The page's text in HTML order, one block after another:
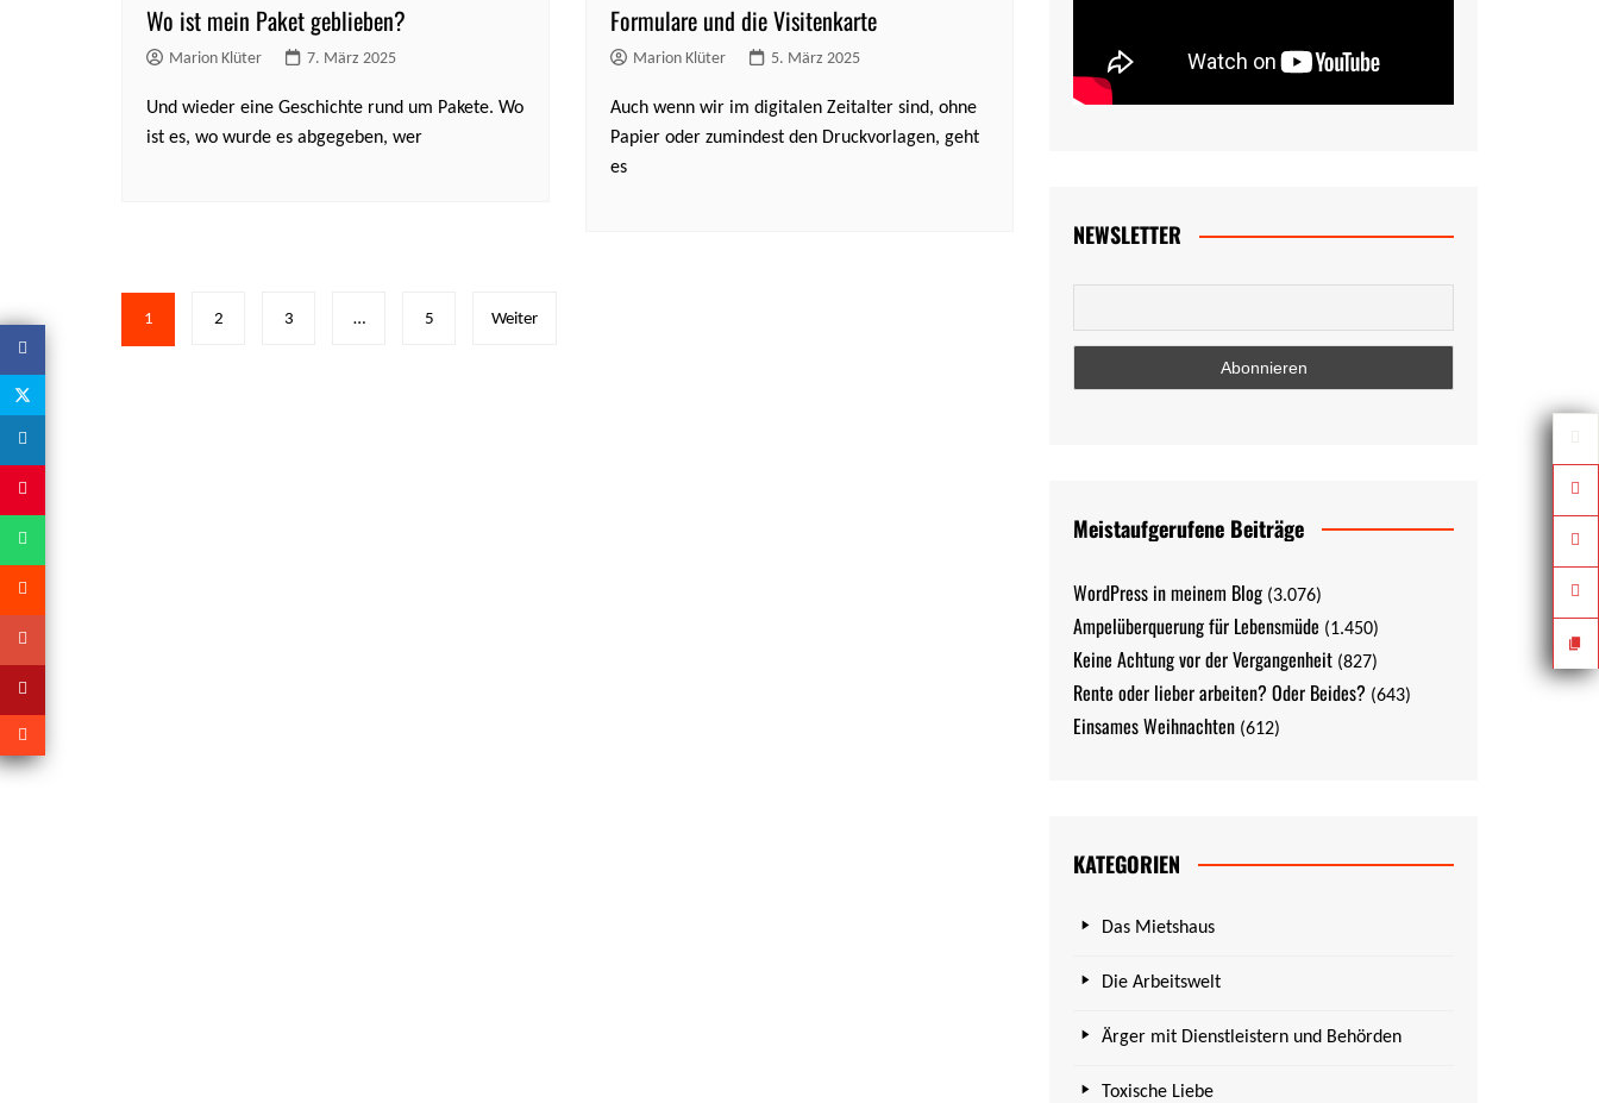
Wo ist mein Paket geblieben?
Marion Klüter 7. März 2025
Und wieder eine Geschichte rund um Pakete. Wo
ist es, wo wurde es abgegeben, wer
Formulare und die Visitenkarte
Marion Klüter 5. März 2025
Auch wenn wir im digitalen Zeitalter sind, ohne
Papier oder zumindest den Druckvorlagen, geht
es
Seitennummerierung
der
1 2 3 … 5 Weiter
NEWSLETTER
Meistaufgerufene Beiträge
WordPress in meinem Blog (3.076)
Ampelüberquerung für Lebensmüde (1.450)
Keine Achtung vor der Vergangenheit (827)
Rente oder lieber arbeiten? Oder Beides? (643)
Einsames Weihnachten (612)
KATEGORIEN
Das Mietshaus
Die Arbeitswelt
Ärger mit Dienstleistern und Behörden
Toxische Liebe